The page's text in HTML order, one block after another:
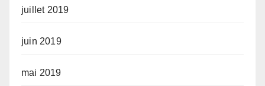
juillet 2019
juin 2019
mai 2019